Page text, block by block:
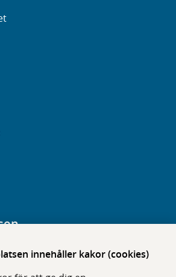
innehåller kakor (cookies)